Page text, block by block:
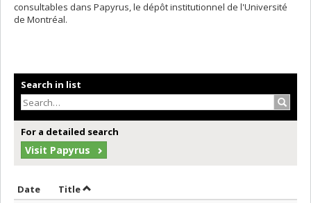
consultables dans Papyrus, le dépôt institutionnel de l'Université
de Montréal.
Search in list
For a detailed search
Visit Papyrus
Date Sort by date in descending order
TitleSort by title in descending order